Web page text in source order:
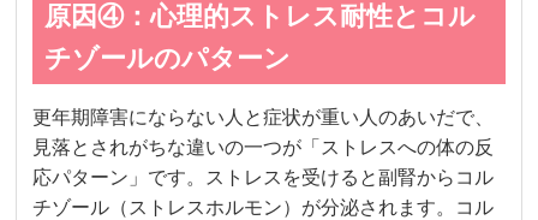
原因④：心理的ストレス耐性とコル
チゾールのパターン
更年期障害にならない人と症状が重い人のあいだで、
見落とされがちな違いの一つが「ストレスへの体の反
応パターン」です。ストレスを受けると副腎からコル
チゾール（ストレスホルモン）が分泌されます。コル